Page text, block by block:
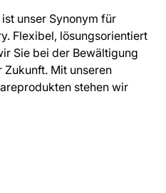
unser Synonym für
Flexibel, lösungsorientiert
Sie bei der Bewältigung
Mit unseren
stehen wir